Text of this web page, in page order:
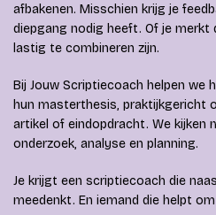
afbakenen. Misschien krijg je
diepgang nodig heeft. Of je merkt
lastig te combineren zijn.
Bij Jouw Scriptiecoach helpen
hun masterthesis, praktijkgericht
artikel of eindopdracht. We kijken
onderzoek, analyse en planning.
Je krijgt een scriptiecoach die
meedenkt. En iemand die helpt